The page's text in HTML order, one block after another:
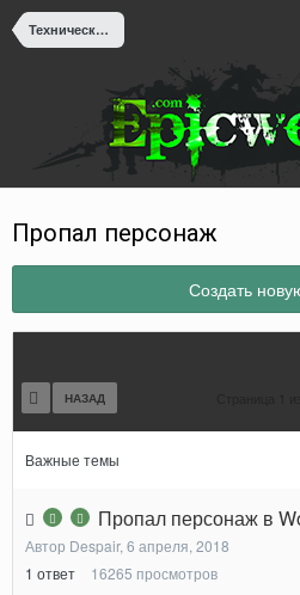
Техническая поддержка
Пропал персонаж
Создать
НАЗАД
Важные темы
Пропал персонаж в
Автор Despair, 6 апреля, 2018
1 ответ 16265 просмотров